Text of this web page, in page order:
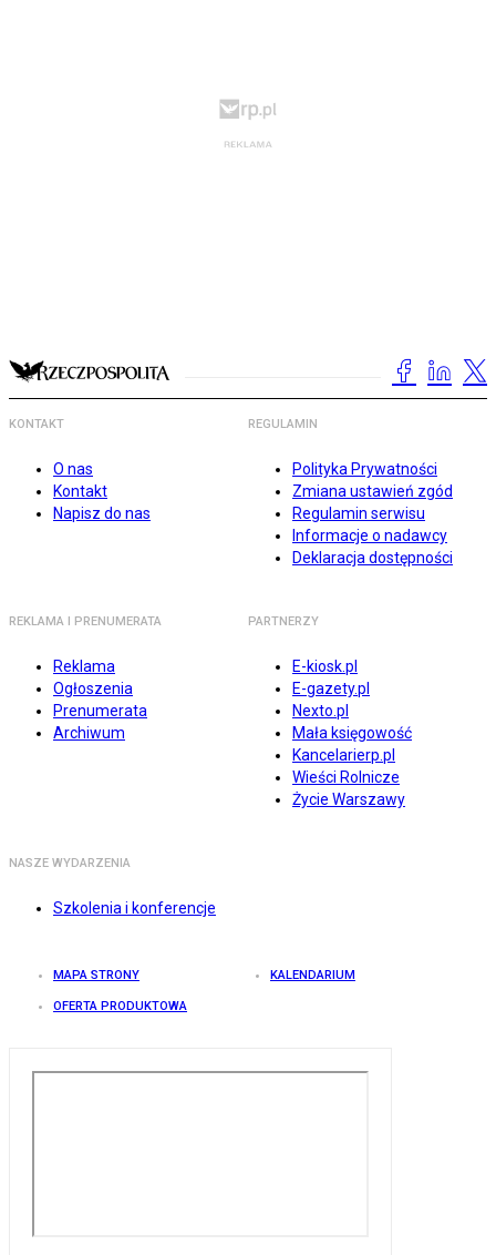
KONTAKT
O nas
Kontakt
Napisz do nas
REGULAMIN
Polityka Prywatności
Zmiana ustawień zgód
Regulamin serwisu
Informacje o nadawcy
Deklaracja dostępności
REKLAMA I PRENUMERATA
Reklama
Ogłoszenia
Prenumerata
Archiwum
PARTNERZY
E-kiosk.pl
E-gazety.pl
Nexto.pl
Mała księgowość
Kancelarierp.pl
Wieści Rolnicze
Życie Warszawy
NASZE WYDARZENIA
Szkolenia i konferencje
MAPA STRONY KALENDARIUM
OFERTA PRODUKTOWA